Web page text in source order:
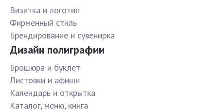
Визитка и логотип
Фирменный стиль
Брендирование и сувенирка
Дизайн полиграфии
Брошюра и буклет
Листовки и афиши
Календарь и открытка
Каталог, меню, книга